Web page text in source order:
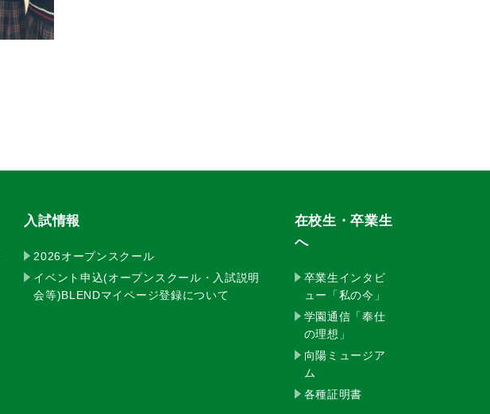
入試情報
2026オープンスクール
イベント申込(オープンスクール・入試説明
会等)BLENDマイページ登録について
在校生・卒業生
へ
卒業生インタビ
ュー「私の今」
学園通信「奉仕
の理想」
向陽ミュージア
ム
各種証明書